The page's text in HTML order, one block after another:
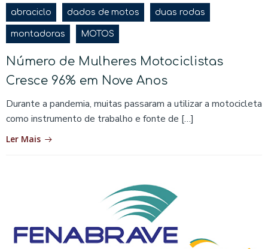
abraciclo dados de motos duas rodas
montadoras MOTOS
Número de Mulheres Motociclistas
Cresce 96% em Nove Anos
Durante a pandemia, muitas passaram a utilizar a motocicleta
como instrumento de trabalho e fonte de […]
Ler Mais